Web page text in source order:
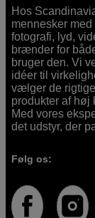
Hos
mennesker
fotografi, lyd,
brænder for
bruger den. Vi
idéer til
vælger de
produkter af høj
Med vores
det udstyr, der
Følg os: